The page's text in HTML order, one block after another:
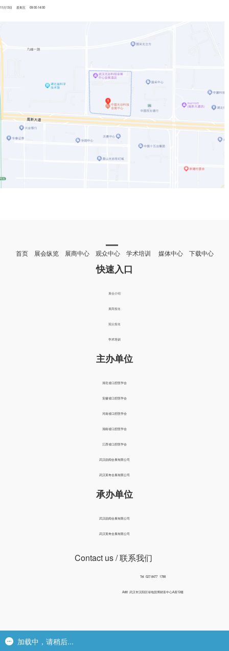
11月13日 星期五 09:00-14:00
首页 展会纵览 展商中心 观众中心 学术培训 媒体中心 下载中心
快速入口
展会介绍
展商报名
观众报名
学术培训
主办单位
湖北省口腔医学会
安徽省口腔医学会
河南省口腔医学会
湖南省口腔医学会
江西省口腔医学会
武汉励闻会展有限公司
武汉英奇会展有限公司
承办单位
武汉励闻会展有限公司
武汉英奇会展有限公司
Contact us/ 联系我们
Tel: 027-8477 1788
Add: 武汉市汉阳区绿地国博财富中心A座12楼
Copyright©2007-2015 All Rights Reserved. 武汉励闻会展有限公司 版权所有
加载中，请稍后...
加载中，请稍后...